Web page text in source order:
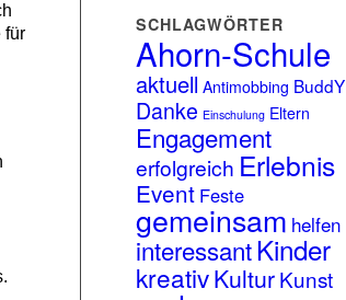
für
SCHLAGWÖRTER
Ahorn-Schule
aktuell Antimobbing BuddY
Danke Einschulung Eltern
Engagement
erfolgreich Erlebnis
Event Feste
gemeinsam helfen
interessantKinder
kreativKulturKunst